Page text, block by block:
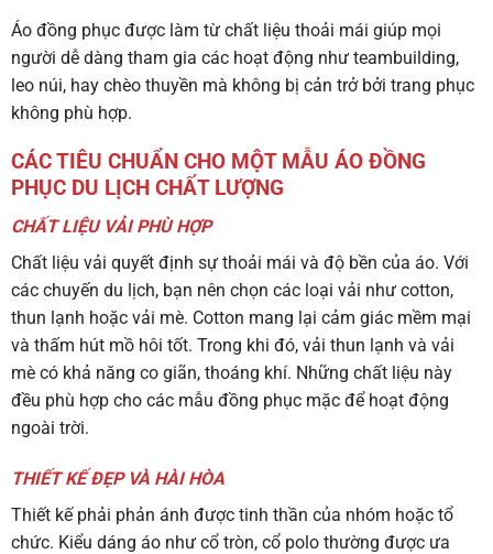
Áo đồng phục được làm từ chất liệu thoải mái giúp mọi
người dễ dàng tham gia các hoạt động như teambuilding,
leo núi, hay chèo thuyền mà không bị cản trở bởi trang phục
không phù hợp.
CÁC TIÊU CHUẨN CHO MỘT MẪU ÁO ĐỒNG
PHỤC DU LỊCH CHẤT LƯỢNG
CHẤT LIỆU VẢI PHÙ HỢP
Chất liệu vải quyết định sự thoải mái và độ bền của áo. Với
các chuyến du lịch, bạn nên chọn các loại vải như cotton,
thun lạnh hoặc vải mè. Cotton mang lại cảm giác mềm mại
và thấm hút mồ hôi tốt. Trong khi đó, vải thun lạnh và vải
mè có khả năng co giãn, thoáng khí. Những chất liệu này
đều phù hợp cho các mẫu đồng phục mặc để hoạt động
ngoài trời.
THIẾT KẾ ĐẸP VÀ HÀI HÒA
Thiết kế phải phản ánh được tinh thần của nhóm hoặc tổ
chức. Kiểu dáng áo như cổ tròn, cổ polo thường được ưa